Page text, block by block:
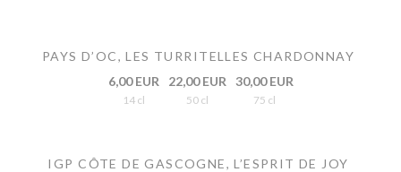
PAYS D’OC, LES TURRITELLES CHARDONNAY
6,00 EUR
14 cl
22,00 EUR
50 cl
30,00 EUR
75 cl
IGP CÔTE DE GASCOGNE, L’ESPRIT DE JOY